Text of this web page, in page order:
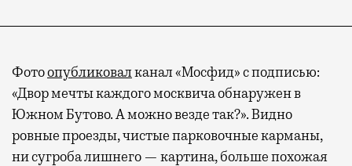
Фотоопубликовалканал «Мосфид» с подписью:
«Двор мечты каждого москвича обнаружен в
Южном Бутово. А можно везде так?». Видно
ровные проезды, чистые парковочные карманы,
ни сугроба лишнего — картина, больше похожая